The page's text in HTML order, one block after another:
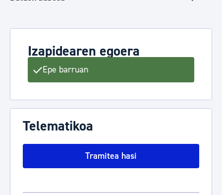
Izapidearen egoera
Epe barruan
Telematikoa
Tramitea hasi